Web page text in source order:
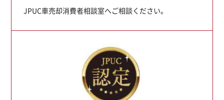
JPUC車売却消費者相談室へご相談ください。